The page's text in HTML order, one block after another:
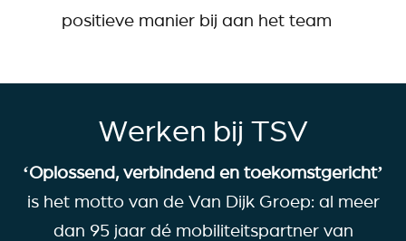
positieve manier bij aan het team
Werken bij TSV
‘Oplossend, verbindend en toekomstgericht’
is het motto van de Van Dijk Groep: al meer
dan 95 jaar dé mobiliteitspartner van